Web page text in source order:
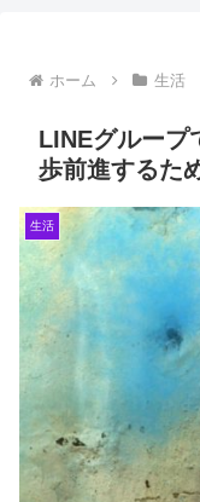
ホーム 生活
LINEグルー
歩前進するた
生活